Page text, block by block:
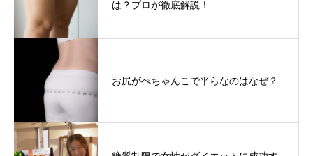
は？プロが徹底解説！
お尻がぺちゃんこで平らなのはなぜ？